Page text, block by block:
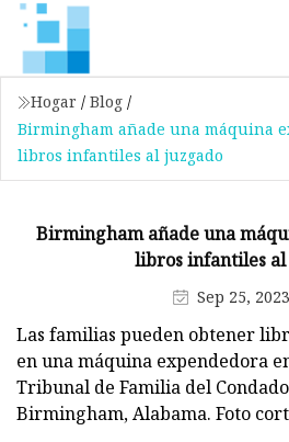
Hogar / Blog /
Birmingham añade una máquina
libros infantiles al juzgado
Birmingham añade una
libros infantiles al
Sep 25, 2023
Las familias pueden obtener
en una máquina expendedora
Tribunal de Familia del
Birmingham, Alabama. Foto